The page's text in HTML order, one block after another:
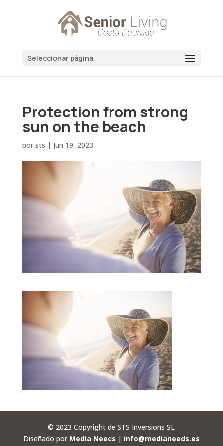
Seleccionar página
Protection from strong
sun on the beach
por sts | Jun 19, 2023
© 2023 Copyright de STS Inversions SL
Diseñado por Media Needs | info@medianeeds.es